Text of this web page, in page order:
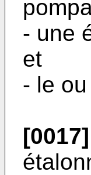
- une
et
- le
[0017]